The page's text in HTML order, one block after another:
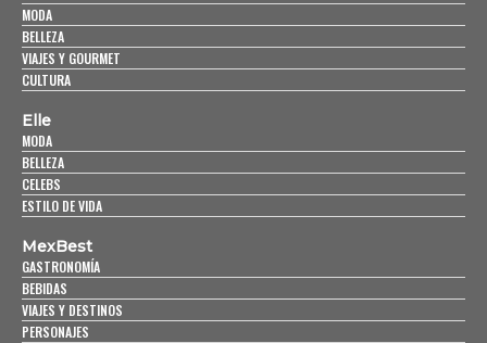
MODA
BELLEZA
VIAJES Y GOURMET
CULTURA
Elle
MODA
BELLEZA
CELEBS
ESTILO DE VIDA
MexBest
GASTRONOMÍA
BEBIDAS
VIAJES Y DESTINOS
PERSONAJES